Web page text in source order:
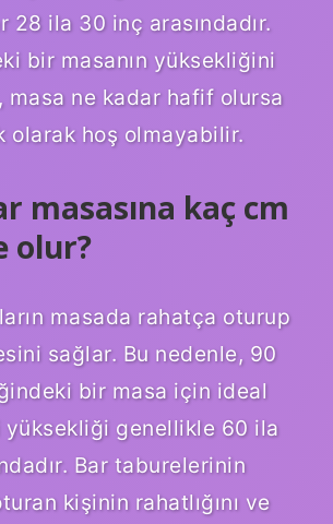
28 ila 30 inç arasındadır.
bir masanın yüksekliğini
masa ne kadar hafif olursa
olarak hoş olmayabilir.
masasına kaç cm
olur?
masada rahatça oturup
sağlar. Bu nedenle, 90
bir masa için ideal
genellikle 60 ila
Bar taburelerinin
kişinin rahatlığını ve